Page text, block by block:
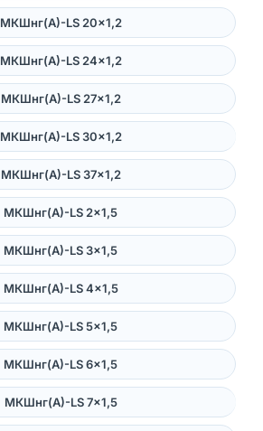
МКШнг(А)-LS 20×1,2
МКШнг(А)-LS 24×1,2
МКШнг(А)-LS 27×1,2
МКШнг(А)-LS 30×1,2
МКШнг(А)-LS 37×1,2
МКШнг(А)-LS 2×1,5
МКШнг(А)-LS 3×1,5
МКШнг(А)-LS 4×1,5
МКШнг(А)-LS 5×1,5
МКШнг(А)-LS 6×1,5
МКШнг(А)-LS 7×1,5